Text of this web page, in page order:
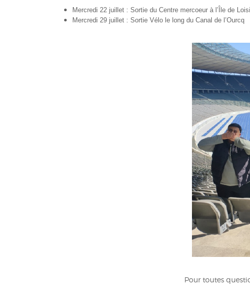
Mercredi 22 juillet : Sortie du Centre mercoeur à l’Île de
Mercredi 29 juillet : Sortie Vélo le long du Canal de l’Ourcq
Pour toutes